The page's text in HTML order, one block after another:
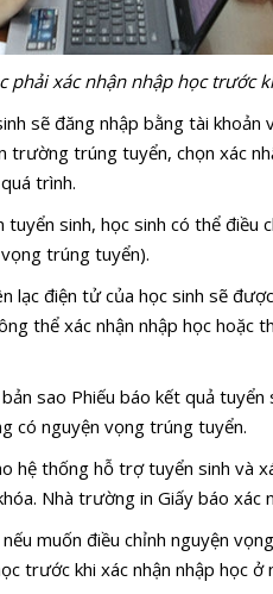
phải xác nhận nhập học trước
sẽ đăng nhập bằng tài khoản
trường trúng tuyển, chọn xác
trình.
sinh, học sinh có thể điều
trúng tuyển).
lạc điện tử của học sinh sẽ
thể xác nhận nhập học hoặc
sao Phiếu báo kết quả
có nguyện vọng trúng tuyển.
hệ thống hỗ trợ tuyển sinh và
Nhà trường in Giấy báo xác
muốn điều chỉnh nguyện
trước khi xác nhận nhập học ở